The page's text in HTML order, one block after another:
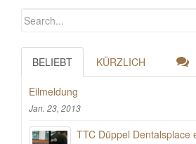
BELIEBT KÜRZLICH
Eilmeldung
Jan. 23, 2013
TTC Düppel Dentalsplace